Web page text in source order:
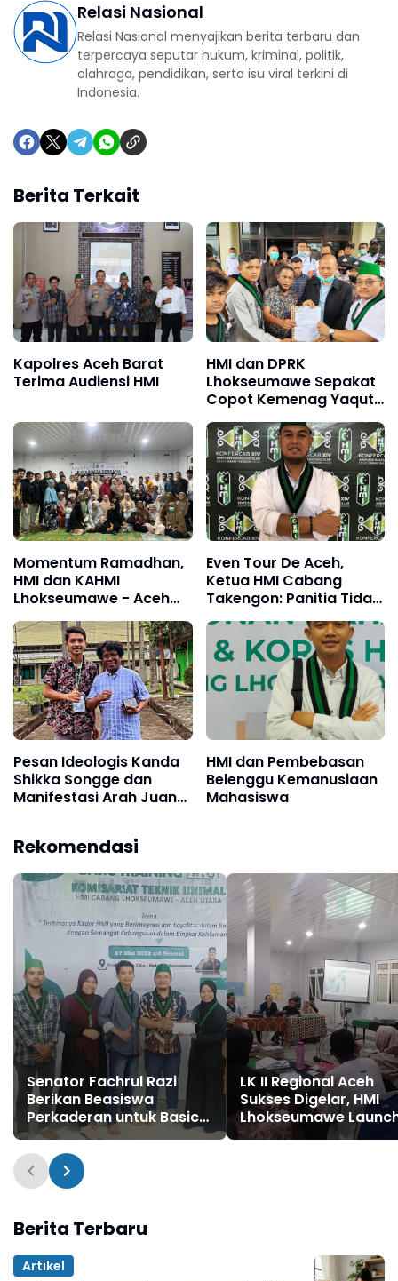
Relasi Nasional
Relasi Nasional menyajikan berita terbaru dan
terpercaya seputar hukum, kriminal, politik,
olahraga, pendidikan, serta isu viral terkini di
Indonesia.
Berita Terkait
Kapolres Aceh Barat
Terima Audiensi HMI
HMI dan DPRK
Lhokseumawe Sepakat
Copot Kemenag Yaqut
Cholil Quomas
Momentum Ramadhan,
HMI dan KAHMI
Lhokseumawe - Aceh
Utara Gelar Buka Puasa
Bersama
Even Tour De Aceh,
Ketua HMI Cabang
Takengon: Panitia Tidak
Bangun Kerjasama
dengan Pemuda
Setempat
Pesan Ideologis Kanda
Shikka Songge dan
Manifestasi Arah Juang
HMI dan Pembebasan
Belenggu Kemanusiaan
Mahasiswa
Rekomendasi
Senator Fachrul Razi
Berikan Beasiswa
Perkaderan untuk Basic
Training HMI
LK II Regional Aceh
Sukses Digelar, HMI
Lhokseumawe
Program HMI
Berita Terbaru
Artikel